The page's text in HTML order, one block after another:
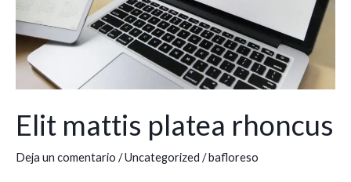
Elit mattis platea rhoncus
Deja un comentario /Uncategorized /bafloreso